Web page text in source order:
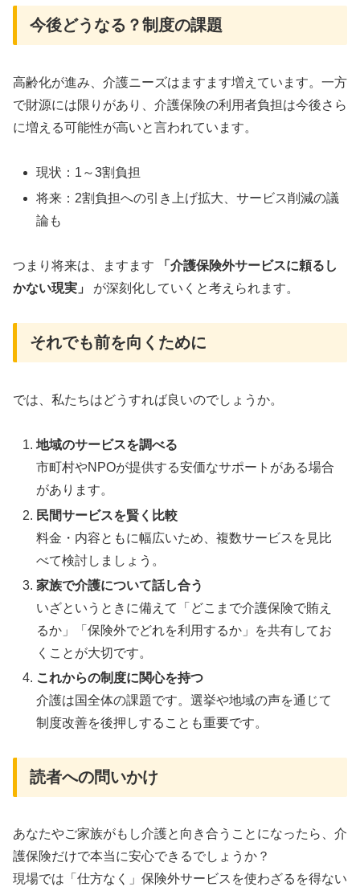
今後どうなる？制度の課題
高齢化が進み、介護ニーズはますます増えています。一方
で財源には限りがあり、介護保険の利用者負担は今後さら
に増える可能性が高いと言われています。
現状：1～3割負担
将来：2割負担への引き上げ拡大、サービス削減の議
論も
つまり将来は、ますます
「介護保険外サービスに頼るし
かない現実」
が深刻化していくと考えられます。
それでも前を向くために
では、私たちはどうすれば良いのでしょうか。
地域のサービスを調べる
市町村やNPOが提供する安価なサポートがある場合
があります。
民間サービスを賢く比較
料金・内容ともに幅広いため、複数サービスを見比
べて検討しましょう。
家族で介護について話し合う
いざというときに備えて「どこまで介護保険で賄え
るか」「保険外でどれを利用するか」を共有してお
くことが大切です。
これからの制度に関心を持つ
介護は国全体の課題です。選挙や地域の声を通じて
制度改善を後押しすることも重要です。
読者への問いかけ
あなたやご家族がもし介護と向き合うことになったら、介
護保険だけで本当に安心できるでしょうか？
現場では「仕方なく」保険外サービスを使わざるを得ない